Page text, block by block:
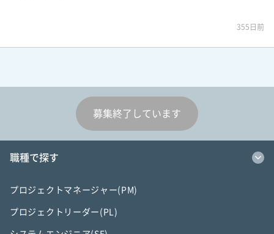
355日前
募集終了しています
職種で探す
プロジェクトマネージャー(PM)
プロジェクトリーダー(PL)